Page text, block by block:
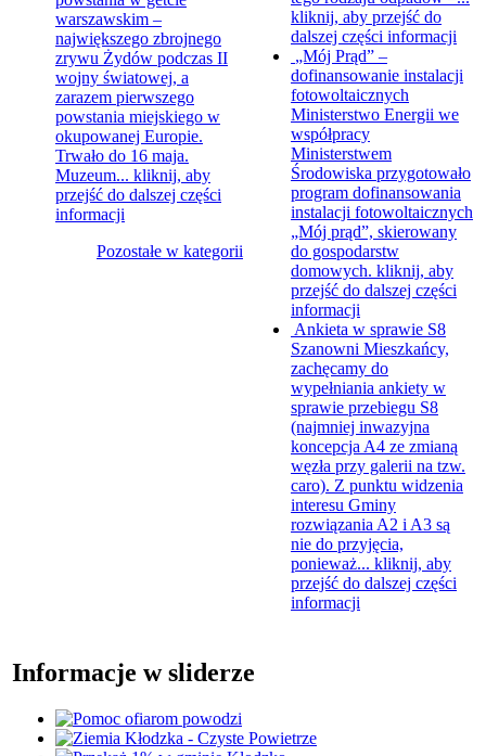
warszawskim –
największego zbrojnego
zrywu Żydów podczas II
wojny światowej, a
zarazem pierwszego
powstania miejskiego w
okupowanej Europie.
Trwało do 16 maja.
Muzeum... kliknij, aby
przejść do dalszej części
informacji
Pozostałe w kategorii
kliknij, aby przejść do
dalszej części informacji
„Mój Prąd” –
dofinansowanie instalacji
fotowoltaicznych
Ministerstwo Energii we
współpracy
Ministerstwem
Środowiska przygotowało
program dofinansowania
instalacji fotowoltaicznych
„Mój prąd”, skierowany
do gospodarstw
domowych. kliknij, aby
przejść do dalszej części
informacji
Ankieta w sprawie S8
Szanowni Mieszkańcy,
zachęcamy do
wypełniania ankiety w
sprawie przebiegu S8
(najmniej inwazyjna
koncepcja A4 ze zmianą
węzła przy galerii na tzw.
caro). Z punktu widzenia
interesu Gminy
rozwiązania A2 i A3 są
nie do przyjęcia,
ponieważ... kliknij, aby
przejść do dalszej części
informacji
Informacje w sliderze